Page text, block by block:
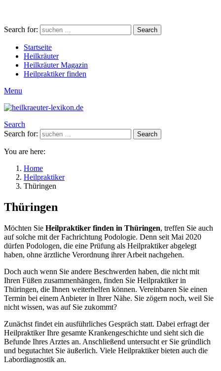
Search for: Search
Startseite
Heilkräuter
Heilkräuter Magazin
Heilpraktiker finden
Menu
Search
Search for:
Search
You are here:
Home
Heilpraktiker
Thüringen
Thüringen
Möchten Sie Heilpraktiker finden in Thüringen, treffen Sie auch
auf solche mit der Fachrichtung Podologie. Denn seit Mai 2020
dürfen Podologen, die eine Prüfung als Heilpraktiker abgelegt
haben, ohne ärztliche Verordnung ihrer Arbeit nachgehen.
Doch auch wenn Sie andere Beschwerden haben, die nicht mit
Ihren Füßen zusammenhängen, finden Sie Heilpraktiker in
Thüringen, die Ihnen weiterhelfen können. Vereinbaren Sie einen
Termin bei einem Anbieter in Ihrer Nähe. Sie zögern noch, weil Sie
nicht wissen, was auf Sie zukommt?
Zunächst findet ein ausführliches Gespräch statt. Dabei erfragt der
Heilpraktiker Ihre gesamte Krankengeschichte und sieht sich die
Befunde Ihres Arztes an. Anschließend untersucht er Sie gründlich
und begutachtet Sie äußerlich. Viele Heilpraktiker bieten auch die
Labordiagnostik an.